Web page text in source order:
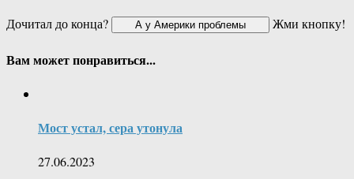
Дочитал до конца?
Жми кнопку!
Вам может понравиться...
Мост устал, сера утонула
27.06.2023